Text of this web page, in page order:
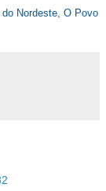
Nordeste, O Povo